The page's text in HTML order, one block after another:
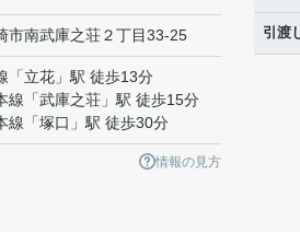
市南武庫之荘２丁目33-25
「立花 」駅 徒歩13分
線 「武庫之荘 」駅 徒歩15分
線 「塚口 」駅 徒歩30分
情報の見方
引渡